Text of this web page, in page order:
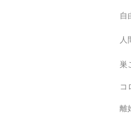
自
人
巣
コ
離